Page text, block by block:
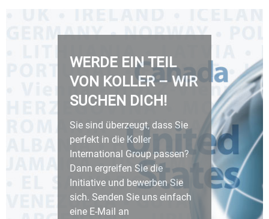
WERDE EIN TEIL
VON KOLLER – WIR
SUCHEN DICH!
Sie sind überzeugt, dass Sie
perfekt in die Koller
International Group passen?
Dann ergreifen Sie die
Initiative und bewerben Sie
sich. Senden Sie uns einfach
eine E-Mail an